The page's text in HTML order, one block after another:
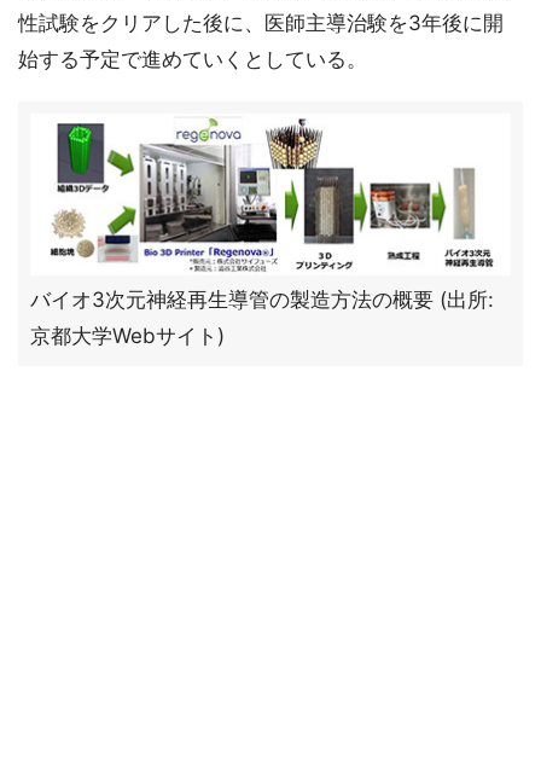
性試験をクリアした後に、医師主導治験を3年後に開
始する予定で進めていくとしている。
バイオ3次元神経再生導管の製造方法の概要 (出所:
京都大学Webサイト)